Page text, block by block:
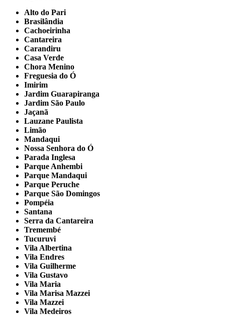
Alto do Pari
Brasilândia
Cachoeirinha
Cantareira
Carandiru
Casa Verde
Chora Menino
Freguesia do Ó
Imirim
Jardim Guarapiranga
Jardim São Paulo
Jaçanã
Lauzane Paulista
Limão
Mandaqui
Nossa Senhora do Ó
Parada Inglesa
Parque Anhembi
Parque Mandaqui
Parque Peruche
Parque São Domingos
Pompéia
Santana
Serra da Cantareira
Tremembé
Tucuruvi
Vila Albertina
Vila Endres
Vila Guilherme
Vila Gustavo
Vila Maria
Vila Marisa Mazzei
Vila Mazzei
Vila Medeiros